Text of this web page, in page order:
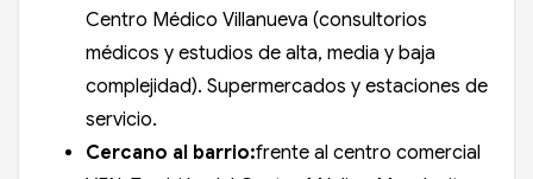
Centro Médico Villanueva (consultorios
médicos y estudios de alta, media y baja
complejidad). Supermercados y estaciones de
servicio.
Cercano al barrio:frente al centro comercial